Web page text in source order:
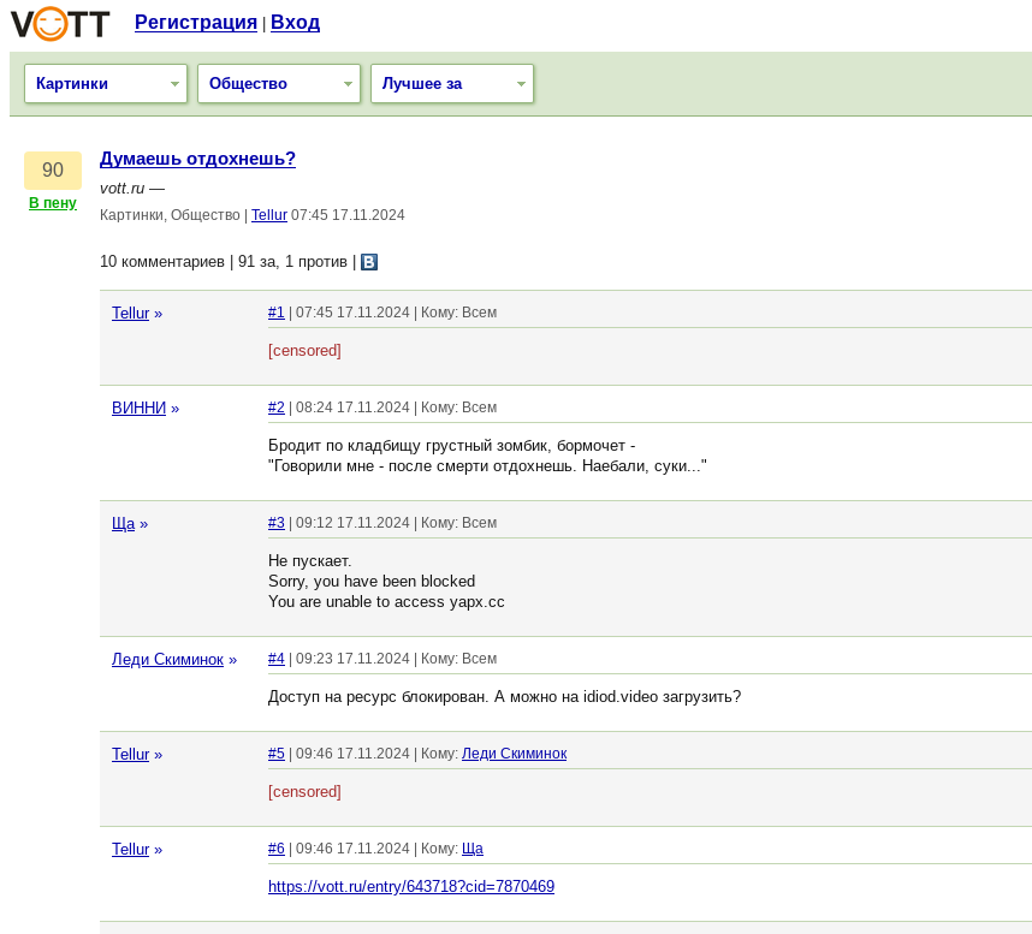
Регистрация Вход
Картинки Общество Лучшее за
90
В пену
Думаешь отдохнешь?
vott.ru —
Картинки, Общество Tellur 07:45 17.11.2024
10 комментариев | 91 за, 1 против
Tellur » #1 | 07:45 17.11.2024 | Кому: Всем
[censored]
ВИННИ » #2 | 08:24 17.11.2024 | Кому: Всем
Бродит по кладбищу грустный зомбик, бормочет -
"Говорили мне - после смерти отдохнешь. Наебали, суки..."
Ща » #3 | 09:12 17.11.2024 | Кому: Всем
Не пускает.
Sorry, you have been blocked
You are unable to access yapx.cc
Леди Скиминок » #4 | 09:23 17.11.2024 | Кому: Всем
Доступ на ресурс блокирован. А можно на idiod.video загрузить?
Tellur » #5 | 09:46 17.11.2024 | Кому: Леди Скиминок
[censored]
Tellur » #6 | 09:46 17.11.2024 | Кому: Ща
https://vott.ru/entry/643718?cid=7870469